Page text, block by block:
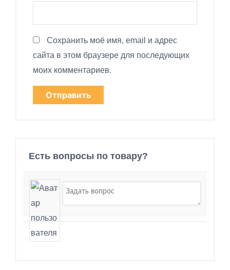
Сохранить моё имя, email и адрес
сайта в этом браузере для последующих
моих комментариев.
Есть вопросы по товару?